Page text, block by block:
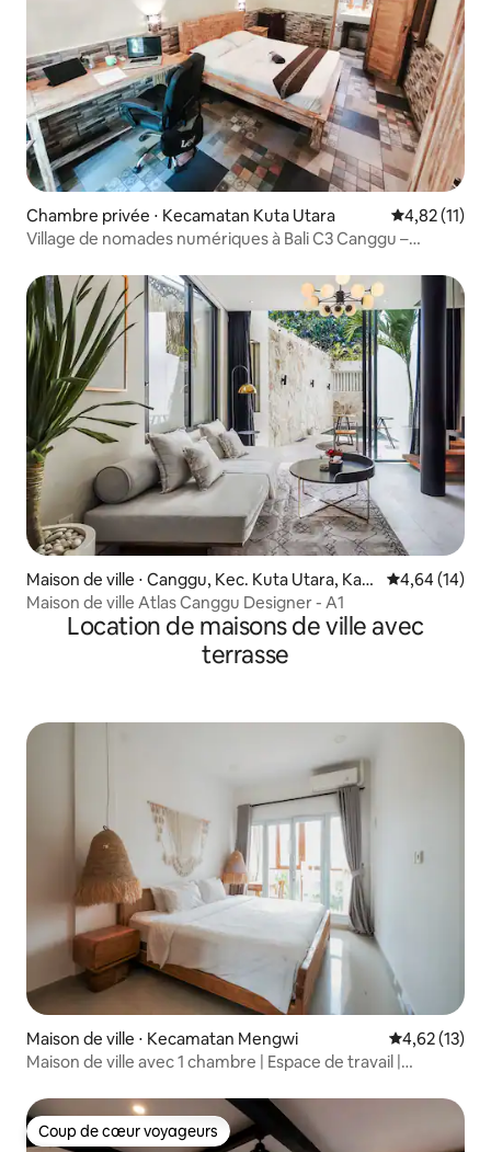
Chambre privée ⋅ Kecamatan Kuta Utara Évaluation
4,82 (11)
Village de nomades numériques à Bali C3 Canggu –
Maison de ville ⋅ Canggu, Kec. Kuta Utara, Kab
upaten Badung
Évaluation
4,64 (14)
Maison de ville Atlas Canggu Designer - A1
Location de maisons de ville avec
terrasse
Maison de ville ⋅ Kecamatan Mengwi Évaluation
4,62 (13)
Maison de ville avec 1 chambre | Espace de travail |
Coup de cœur voyageurs
Coup de cœur voyageurs